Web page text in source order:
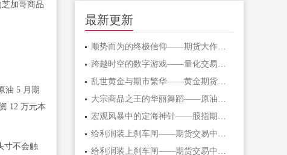
加哥商品
油 5 月期
12 万元本
寸不会触
最新更新
顺势而为的终极信仰——期货大作手的修
跨越时空的数字游戏——量化交易在期货
乱世黄金与期市繁华——黄金期货的避险
大宗商品之王的华丽舞蹈——原油期货的
宏观风暴中的定海神针——股指期货的对
给利润装上刹车闸——期货交易中不可逾